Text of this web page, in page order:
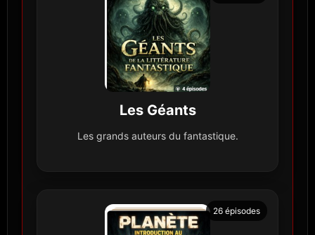
Les Géants
Les grands auteurs du fantastique.
26 épisodes